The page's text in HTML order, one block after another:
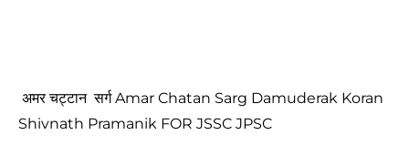
अमर चट्टान सर्ग Amar Chatan Sarg Damuderak Koran
Shivnath Pramanik FOR JSSC JPSC